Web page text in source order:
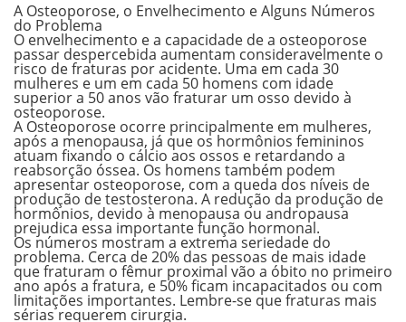
A Osteoporose, o Envelhecimento e Alguns Números
do Problema
O envelhecimento e a capacidade de a osteoporose
passar despercebida aumentam consideravelmente o
risco de fraturas por acidente. Uma em cada 30
mulheres e um em cada 50 homens com idade
superior a 50 anos vão fraturar um osso devido à
osteoporose.
A Osteoporose ocorre principalmente em mulheres,
após a menopausa, já que os hormônios femininos
atuam fixando o cálcio aos ossos e retardando a
reabsorção óssea. Os homens também podem
apresentar osteoporose, com a queda dos níveis de
produção de testosterona. A redução da produção de
hormônios, devido à menopausa ou andropausa
prejudica essa importante função hormonal.
Os números mostram a extrema seriedade do
problema. Cerca de 20% das pessoas de mais idade
que fraturam o fêmur proximal vão a óbito no primeiro
ano após a fratura, e 50% ficam incapacitados ou com
limitações importantes. Lembre-se que fraturas mais
sérias requerem cirurgia.